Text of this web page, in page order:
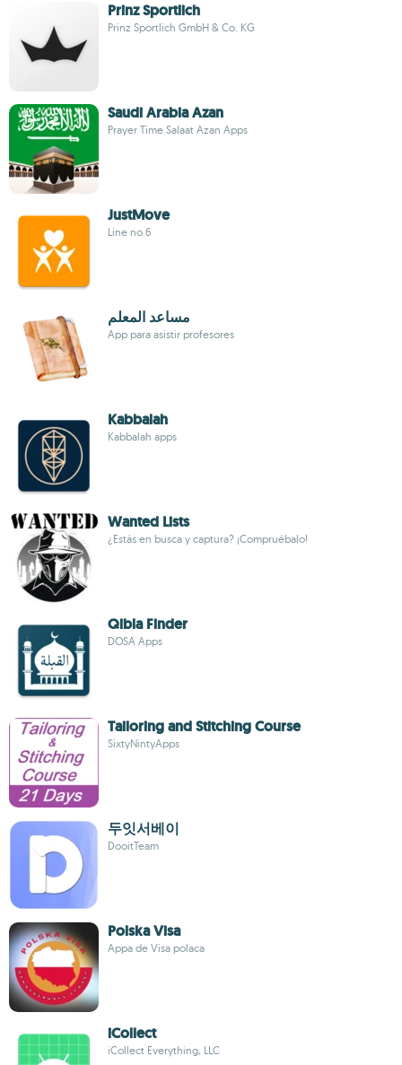
Prinz Sportlich
Prinz Sportlich GmbH & Co. KG
Saudi Arabia Azan
Prayer Time Salaat Azan Apps
JustMove
Line no.6
مساعد المعلم
App para asistir profesores
Kabbalah
Kabbalah apps
Wanted Lists
¿Estás en busca y captura? ¡Compruébalo!
Qibla Finder
DOSA Apps
Tailoring and Stitching Course
SixtyNintyApps
두잇서베이
DooitTeam
Polska Visa
Appa de Visa polaca
iCollect
iCollect Everything, LLC